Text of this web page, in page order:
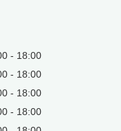
18:00
18:00
18:00
18:00